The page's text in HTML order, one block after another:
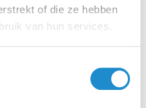
of die ze hebben
van hun services.